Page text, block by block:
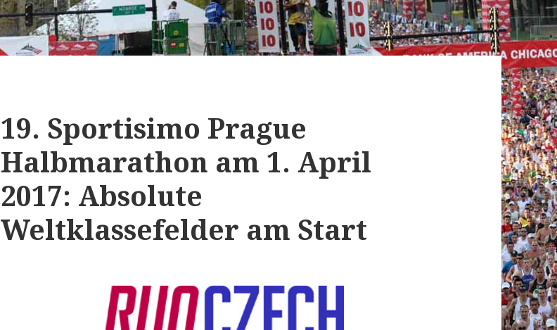
19. Sportisimo Prague
Halbmarathon am 1. April
2017: Absolute
Weltklassefelder am Start